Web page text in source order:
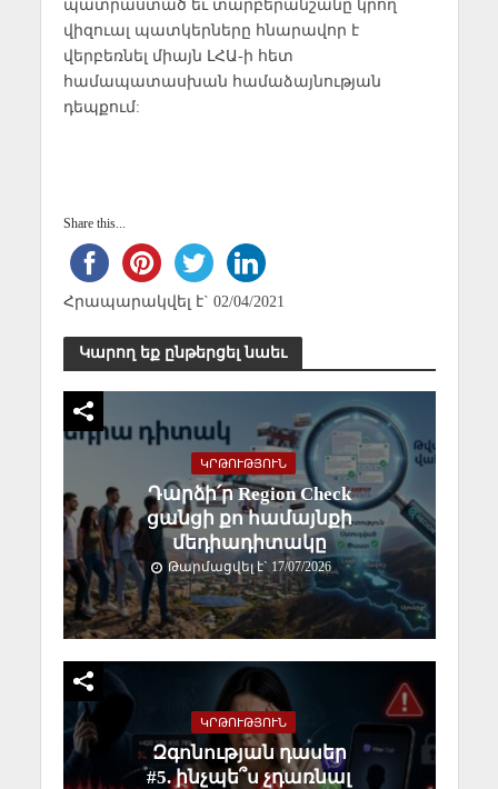
պատրաստած եւ տարբերանշանը կրող
վիզուալ պատկերները հնարավոր է
վերբեռնել միայն ԼՀԱ-ի հետ
համապատասխան համաձայնության
դեպքում:
Share this...
Հրապարակվել է` 02/04/2021
Կարող եք ընթերցել նաեւ
ԿՐԹՈՒԹՅՈՒՆ
Դարձի՛ր Region Check
ցանցի քո համայնքի
մեդիադիտակը
Թարմացվել է` 17/07/2026
ԿՐԹՈՒԹՅՈՒՆ
Զգոնության դասեր
#5. ինչպե՞ս չդառնալ